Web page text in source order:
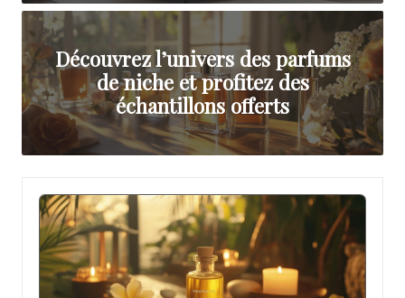
a
u
te
Découvrez l’univers des parfums
de niche et profitez des
échantillons offerts